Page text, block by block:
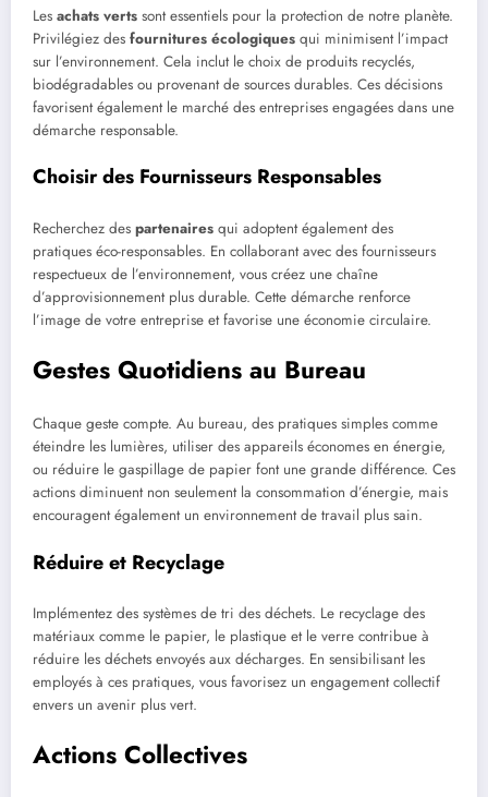
Les achats verts sont essentiels pour la protection de notre planète.
Privilégiez des fournitures écologiques qui minimisent l’impact
sur l’environnement. Cela inclut le choix de produits recyclés,
biodégradables ou provenant de sources durables. Ces décisions
favorisent également le marché des entreprises engagées dans une
démarche responsable.
Choisir des Fournisseurs Responsables
Recherchez des partenaires qui adoptent également des
pratiques éco-responsables. En collaborant avec des fournisseurs
respectueux de l’environnement, vous créez une chaîne
d’approvisionnement plus durable. Cette démarche renforce
l’image de votre entreprise et favorise une économie circulaire.
Gestes Quotidiens au Bureau
Chaque geste compte. Au bureau, des pratiques simples comme
éteindre les lumières, utiliser des appareils économes en énergie,
ou réduire le gaspillage de papier font une grande différence. Ces
actions diminuent non seulement la consommation d’énergie, mais
encouragent également un environnement de travail plus sain.
Réduire et Recyclage
Implémentez des systèmes de tri des déchets. Le recyclage des
matériaux comme le papier, le plastique et le verre contribue à
réduire les déchets envoyés aux décharges. En sensibilisant les
employés à ces pratiques, vous favorisez un engagement collectif
envers un avenir plus vert.
Actions Collectives